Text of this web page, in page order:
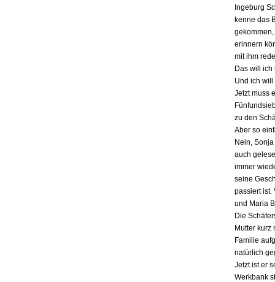
Ingeburg
kenne das
erinnern
mit ihm
Das will
Und ich
Jetzt muss
zu den
Aber so
Nein,
auch
immer
seine
passiert ist.
und Maria
Die
Mutter
Familie
natürlich
Jetzt ist er
Werkbank